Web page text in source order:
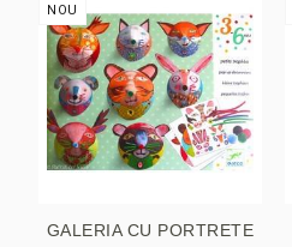
NOU
GALERIA CU PORTRETE